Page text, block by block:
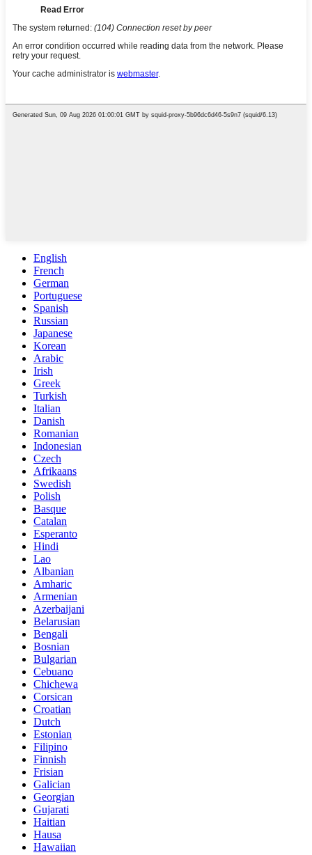
English
French
German
Portuguese
Spanish
Russian
Japanese
Korean
Arabic
Irish
Greek
Turkish
Italian
Danish
Romanian
Indonesian
Czech
Afrikaans
Swedish
Polish
Basque
Catalan
Esperanto
Hindi
Lao
Albanian
Amharic
Armenian
Azerbaijani
Belarusian
Bengali
Bosnian
Bulgarian
Cebuano
Chichewa
Corsican
Croatian
Dutch
Estonian
Filipino
Finnish
Frisian
Galician
Georgian
Gujarati
Haitian
Hausa
Hawaiian